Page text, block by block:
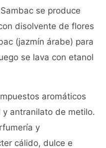
se produce
disolvente de flores
(jazmín árabe) para
se lava con etanol
aromáticos
antranilato de metilo.
y
cálido, dulce e